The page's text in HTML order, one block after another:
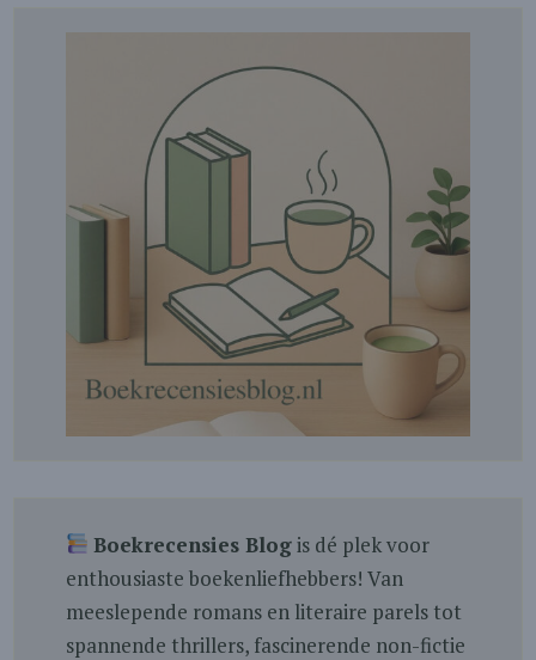
Boekrecensies Blogis dé plek voor
enthousiaste boekenliefhebbers! Van
meeslepende romans en literaire parels tot
spannende thrillers, fascinerende non-fictie